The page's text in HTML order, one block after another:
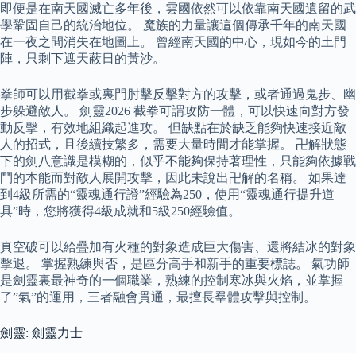
即便是在南天國滅亡多年後，雲國依然可以依靠南天國遺留的武
學鞏固自己的統治地位。 魔族的力量讓這個傳承千年的南天國
在一夜之間消失在地圖上。 曾經南天國的中心，現如今的土門
陣，只剩下遮天蔽日的黃沙。
拳師可以用截拳或裏門肘擊反擊對方的攻擊，或者通過鬼步、幽
步躲避敵人。 劍靈2026 截拳可謂攻防一體，可以快速向對方發
動反擊，有效地組織起進攻。 但缺點在於缺乏能夠快速接近敵
人的招式，且後續技繁多，需要大量時間才能掌握。 卍解狀態
下的劍八意識是模糊的，似乎不能夠保持著理性，只能夠依據戰
鬥的本能而對敵人展開攻擊，因此未說出卍解的名稱。 如果達
到4級所需的“靈魂通行證”經驗為250，使用“靈魂通行提升道
具”時，您將獲得4級成就和5級250經驗值。
真空破可以給疊加有火種的對象造成巨大傷害、還將結冰的對象
擊退。 掌握熟練與否，是區分高手和新手的重要標誌。 氣功師
是劍靈裏最神奇的一個職業，熟練的控制寒冰與火焰，並掌握
了”氣”的運用，三者融會貫通，最擅長羣體攻擊與控制。
劍靈: 劍靈力士